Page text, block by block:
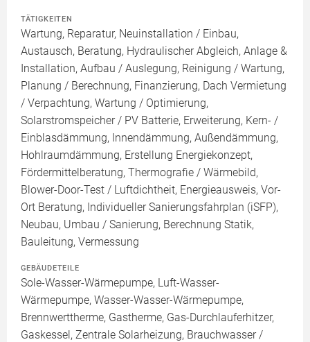
TÄTIGKEITEN
Wartung, Reparatur, Neuinstallation / Einbau,
Austausch, Beratung, Hydraulischer Abgleich, Anlage &
Installation, Aufbau / Auslegung, Reinigung / Wartung,
Planung / Berechnung, Finanzierung, Dach Vermietung
/ Verpachtung, Wartung / Optimierung,
Solarstromspeicher / PV Batterie, Erweiterung, Kern- /
Einblasdämmung, Innendämmung, Außendämmung,
Hohlraumdämmung, Erstellung Energiekonzept,
Fördermittelberatung, Thermografie / Wärmebild,
Blower-Door-Test / Luftdichtheit, Energieausweis, Vor-
Ort Beratung, Individueller Sanierungsfahrplan (iSFP),
Neubau, Umbau / Sanierung, Berechnung Statik,
Bauleitung, Vermessung
GEBÄUDETEILE
Sole-Wasser-Wärmepumpe, Luft-Wasser-
Wärmepumpe, Wasser-Wasser-Wärmepumpe,
Brennwerttherme, Gastherme, Gas-Durchlauferhitzer,
Gaskessel, Zentrale Solarheizung, Brauchwasser /